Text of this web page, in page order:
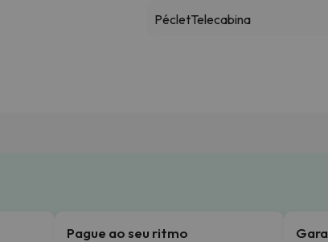
PécletTelecabina
Pague ao seu ritmo